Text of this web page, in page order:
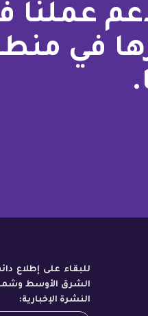
عملنا
في
للبقاء على إطلاع
الشرق الأوسط
النشرة الإخبارية: